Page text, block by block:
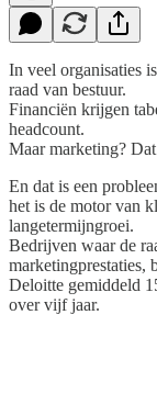
In veel organisaties
raad van bestuur.
Financiën krijgen
headcount.
Maar marketing?
En dat is een
het is de motor van
langetermijngroei.
Bedrijven waar de
marketingprestaties,
Deloitte gemiddeld
over vijf jaar.